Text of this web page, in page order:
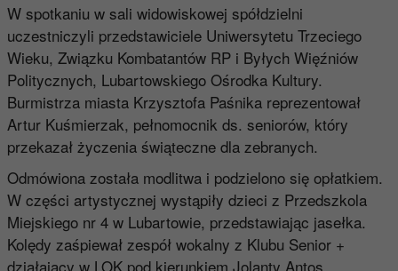
W spotkaniu w sali widowiskowej spółdzielni
uczestniczyli przedstawiciele Uniwersytetu Trzeciego
Wieku, Związku Kombatantów RP i Byłych Więźniów
Politycznych, Lubartowskiego Ośrodka Kultury.
Burmistrza miasta Krzysztofa Paśnika reprezentował
Artur Kuśmierzak, pełnomocnik ds. seniorów, który
przekazał życzenia świąteczne dla zebranych.
Odmówiona została modlitwa i podzielono się opłatkiem.
W części artystycznej wystąpiły dzieci z Przedszkola
Miejskiego nr 4 w Lubartowie, przedstawiając jasełka.
Kolędy zaśpiewał zespół wokalny z Klubu Senior +
działający w LOK pod kierunkiem Jolanty Antos.